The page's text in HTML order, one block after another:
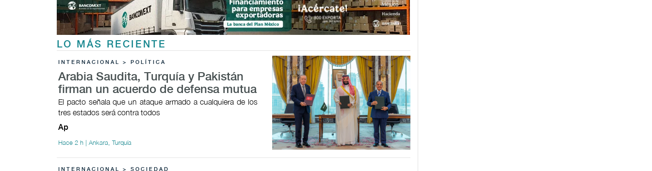
LO MÁS RECIENTE
INTERNACIONAL > POLÍTICA
Arabia Saudita, Turquía y Pakistán
firman un acuerdo de defensa mutua
El pacto señala que un ataque armado a cualquiera de los
tres estados será contra todos
Ap
Hace 2 h | Ankara, Turquía
INTERNACIONAL > SOCIEDAD